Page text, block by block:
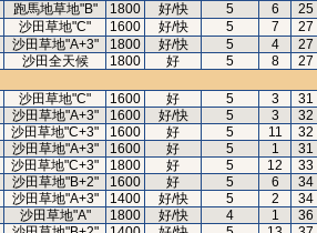
跑馬地草地"B" 1800 好/快 5 6
25
沙田草地"C" 1600 好/快 5 7
27
沙田草地"A+3" 1800 好/快 5 4
27
沙田全天候 1800 好 5 8
27
沙田草地"C" 1600 好 5 3
31
沙田草地"A+3" 1600 好/快 5 3
32
沙田草地"C+3" 1600 好 5 11
32
沙田草地"A+3" 1600 好 5 1
31
沙田草地"C+3" 1800 好 5 12
33
沙田草地"B+2" 1600 好 5 6
34
沙田草地"A+3" 1400 好/快 5 2
34
沙田草地"A" 1800 好/快 4 1
36